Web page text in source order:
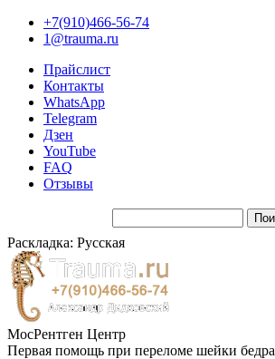
+7(910)466-56-74
1@trauma.ru
Прайслист
Контакты
WhatsApp
Telegram
Дзен
YouTube
FAQ
Отзывы
Раскладка: Русская
МосРентген Центр
Первая помощь при переломе шейки бедра